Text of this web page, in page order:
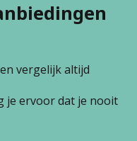
vergelijk altijd
je ervoor dat je nooit